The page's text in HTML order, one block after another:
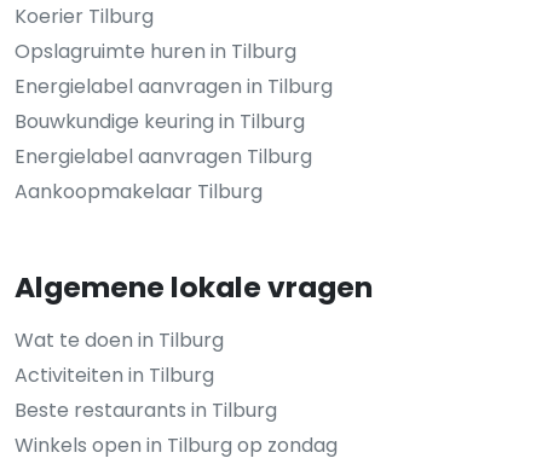
Koerier Tilburg
Opslagruimte huren in Tilburg
Energielabel aanvragen in Tilburg
Bouwkundige keuring in Tilburg
Energielabel aanvragen Tilburg
Aankoopmakelaar Tilburg
Algemene lokale vragen
Wat te doen in Tilburg
Activiteiten in Tilburg
Beste restaurants in Tilburg
Winkels open in Tilburg op zondag